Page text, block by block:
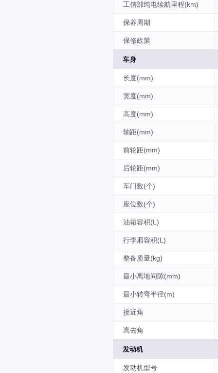
工信部纯电续航里程(km)
保养周期
保修政策
车身
长度(mm)
宽度(mm)
高度(mm)
轴距(mm)
前轮距(mm)
后轮距(mm)
车门数(个)
座位数(个)
油箱容积(L)
行李厢容积(L)
整备质量(kg)
最小离地间隙(mm)
最小转弯半径(m)
接近角
离去角
发动机
发动机型号